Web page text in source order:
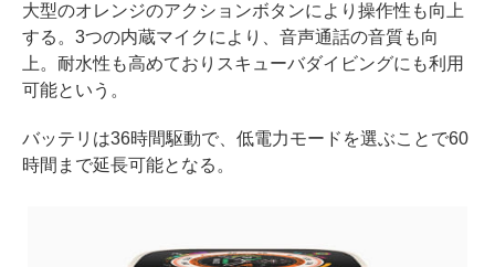
大型のオレンジのアクションボタンにより操作性も向上
する。3つの内蔵マイクにより、音声通話の音質も向
上。耐水性も高めておりスキューバダイビングにも利用
可能という。
バッテリは36時間駆動で、低電力モードを選ぶことで60
時間まで延長可能となる。